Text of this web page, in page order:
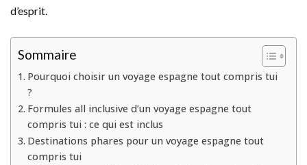
d’esprit.
Sommaire
Pourquoi choisir un voyage espagne tout compris tui
?
Formules all inclusive d’un voyage espagne tout
compris tui : ce qui est inclus
Destinations phares pour un voyage espagne tout
compris tui